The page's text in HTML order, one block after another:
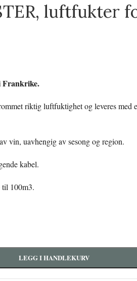
luftfukter
riktig luftfuktighet og leveres med
vin, uavhengig av sesong og region.
kabel.
til 100m3.
LEGG I HANDLEKURV